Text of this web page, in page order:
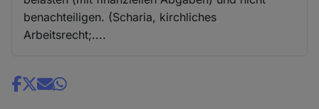
benachteiligen. (Scharia, kirchliches
Arbeitsrecht;....
Share